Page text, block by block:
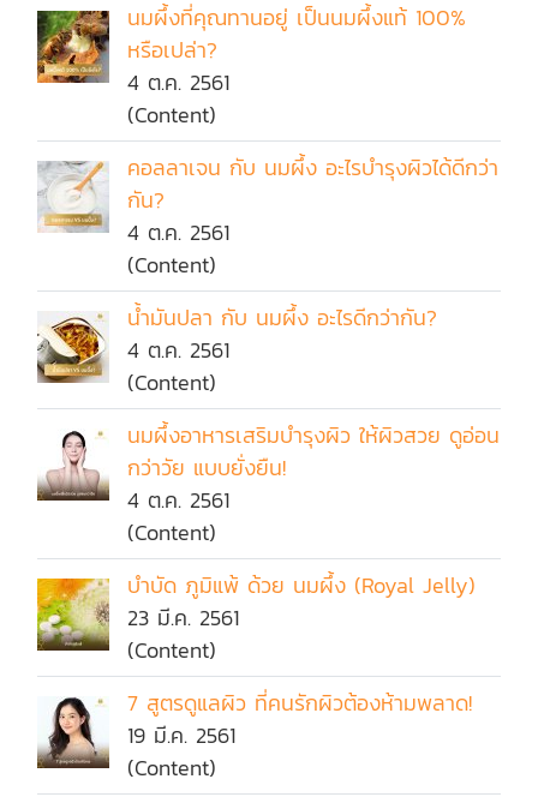
นมผึ้งที่คุณทานอยู่ เป็นนมผึ้งแท้ 100%
หรือเปล่า?
4 ต.ค. 2561
(Content)
คอลลาเจน กับ นมผึ้ง อะไรบำรุงผิวได้ดีกว่า
กัน?
4 ต.ค. 2561
(Content)
น้ำมันปลา กับ นมผึ้ง อะไรดีกว่ากัน?
4 ต.ค. 2561
(Content)
นมผึ้งอาหารเสริมบำรุงผิว ให้ผิวสวย ดูอ่อน
กว่าวัย แบบยั่งยืน!
4 ต.ค. 2561
(Content)
บำบัด ภูมิแพ้ ด้วย นมผึ้ง (Royal Jelly)
23 มี.ค. 2561
(Content)
7 สูตรดูแลผิว ที่คนรักผิวต้องห้ามพลาด!
19 มี.ค. 2561
(Content)